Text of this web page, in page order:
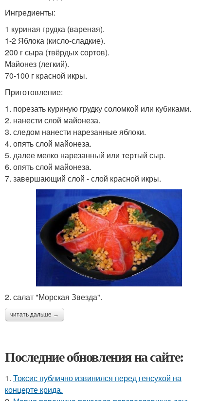
Ингредиенты:
1 куриная грудка (вареная).
1-2 Яблока (кисло-сладкие).
200 г сыра (твёрдых сортов).
Майонез (легкий).
70-100 г красной икры.
Приготовление:
1. порезать куриную грудку соломкой или кубиками.
2. нанести слой майонеза.
3. следом нанести нарезанные яблоки.
4. опять слой майонеза.
5. далее мелко нарезанный или тeртый сыр.
6. опять слой майонеза.
7. завершающий слой - слой красной икры.
2. салат "Морская Звезда".
читать дальше →
Последние обновления на сайте:
1. Токсис публично извинился перед генсухой на
концерте крида.